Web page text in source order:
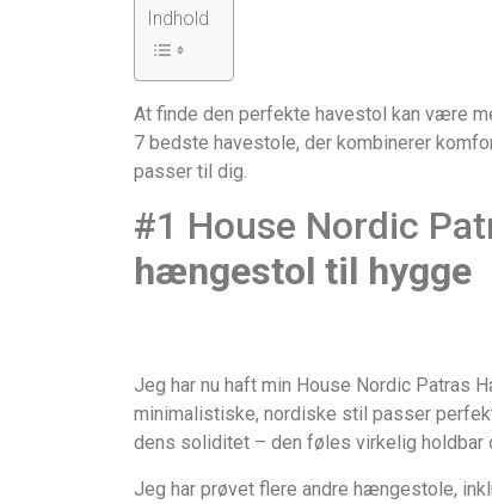
Indhold
At finde den perfekte havestol kan være
7 bedste havestole, der kombinerer
passer til dig.
#1 House Nordic
hængestol til hygge
Jeg har nu haft min House Nordic Patras
minimalistiske, nordiske stil passer
dens soliditet – den føles virkelig holdbar
Jeg har prøvet flere andre hængestole,